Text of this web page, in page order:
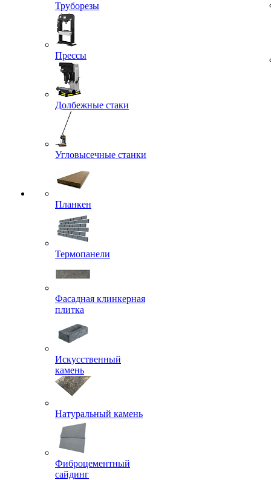
Труборезы
Прессы
Долбежные стаки
Угловысечные станки
Планкен
Термопанели
Фасадная клинкерная
плитка
Искусственный
камень
Натуральный камень
Фиброцементный
сайдинг